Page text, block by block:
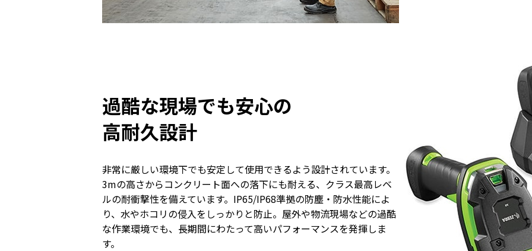
過酷な現場でも安心の
高耐久設計
非常に厳しい環境下でも安定して使用できるよう設計されています。
3mの高さからコンクリート面への落下にも耐える、クラス最高レベ
ルの耐衝撃性を備えています。IP65/IP68準拠の防塵・防水性能によ
り、水やホコリの侵入をしっかりと防止。屋外や物流現場などの過酷
な作業環境でも、長期間にわたって高いパフォーマンスを発揮しま
す。